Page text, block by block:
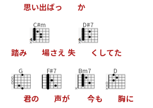
思い出ばっ か
踏み
C#m
場さえ 失
D#7
く してた
G
君の
F#7
声が
Bm7
今も
D
胸に